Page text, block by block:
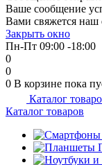
Ваше сообщение
Вами свяжется наш
Закрыть окно
Пн-Пт 09:00 -18:00
0
0
0 В корзине пока
Каталог
Каталог товаров
Подробнее
об оплате
недели